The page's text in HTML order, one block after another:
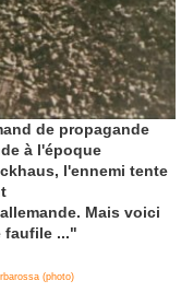
de propagande
à l'époque
l'ennemi tente
Mais voici
faufile ..."
(photo)